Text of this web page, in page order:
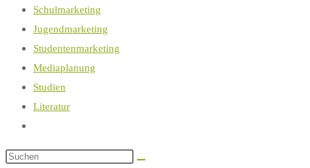
Schulmarketing
Jugendmarketing
Studentenmarketing
Mediaplanung
Studien
Literatur
umschalten
Diese